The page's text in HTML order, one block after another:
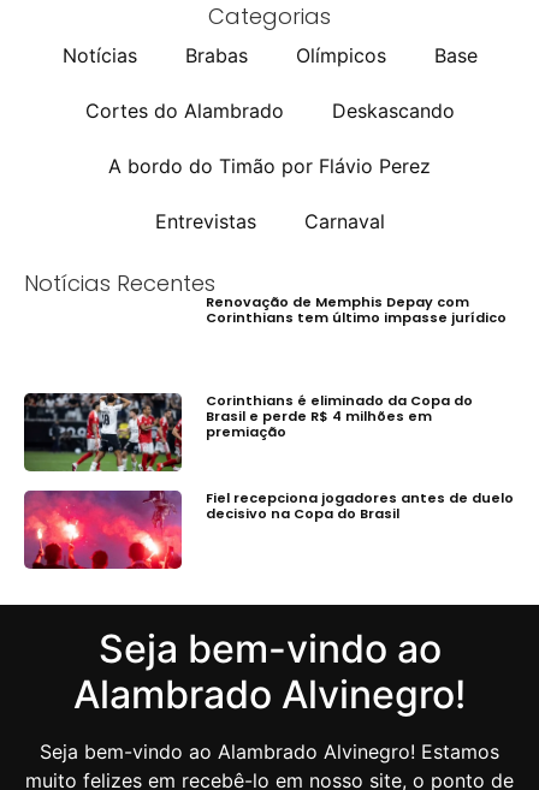
Categorias
Notícias Brabas Olímpicos Base
Cortes do Alambrado Deskascando
A bordo do Timão por Flávio Perez
Entrevistas Carnaval
Notícias Recentes
Renovação de Memphis Depay com
Corinthians tem último impasse jurídico
Corinthians é eliminado da Copa do
Brasil e perde R$ 4 milhões em
premiação
Fiel recepciona jogadores antes de duelo
decisivo na Copa do Brasil
Seja bem-vindo ao
Alambrado Alvinegro!
Seja bem-vindo ao Alambrado Alvinegro! Estamos
muito felizes em recebê-lo em nosso site, o ponto de